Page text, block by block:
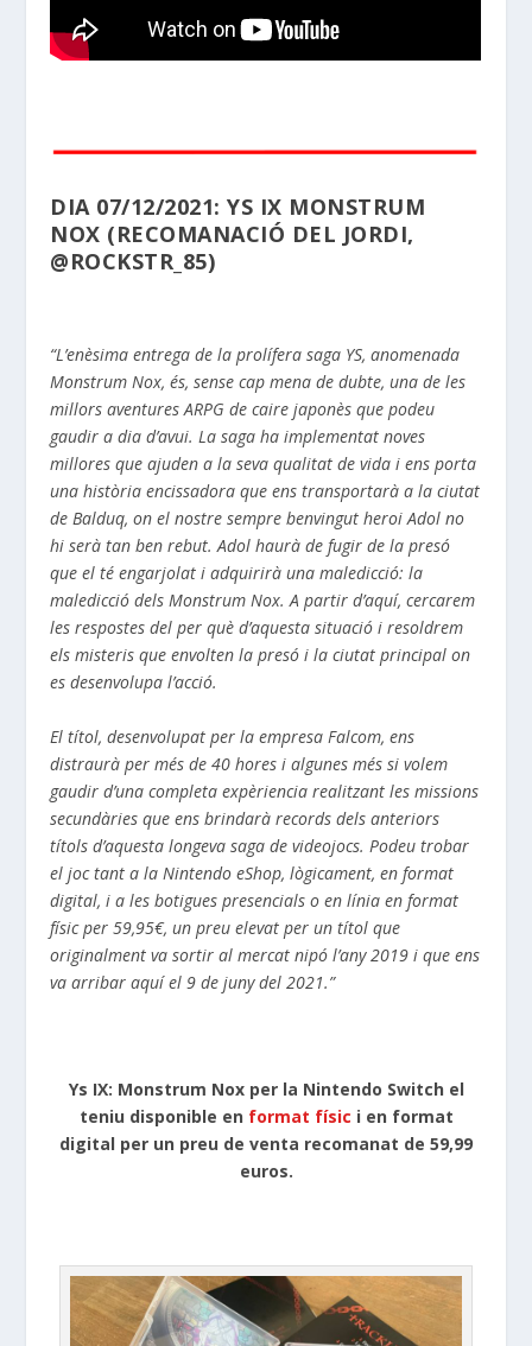
DIA 07/12/2021: YS IX MONSTRUM
NOX (RECOMANACIÓ DEL JORDI,
@ROCKSTR_85)
“L’enèsima entrega de la prolífera saga YS, anomenada
Monstrum Nox, és, sense cap mena de dubte, una de les
millors aventures ARPG de caire japonès que podeu
gaudir a dia d’avui. La saga ha implementat noves
millores que ajuden a la seva qualitat de vida i ens porta
una història encissadora que ens transportarà a la ciutat
de Balduq, on el nostre sempre benvingut heroi Adol no
hi serà tan ben rebut. Adol haurà de fugir de la presó
que el té engarjolat i adquirirà una maledicció: la
maledicció dels Monstrum Nox. A partir d’aquí, cercarem
les respostes del per què d’aquesta situació i resoldrem
els misteris que envolten la presó i la ciutat principal on
es desenvolupa l’acció.
El títol, desenvolupat per la empresa Falcom, ens
distraurà per més de 40 hores i algunes més si volem
gaudir d’una completa expèriencia realitzant les missions
secundàries que ens brindarà records dels anteriors
títols d’aquesta longeva saga de videojocs. Podeu trobar
el joc tant a la Nintendo eShop, lògicament, en format
digital, i a les botigues presencials o en línia en format
físic per 59,95€, un preu elevat per un títol que
originalment va sortir al mercat nipó l’any 2019 i que ens
va arribar aquí el 9 de juny del 2021.”
Ys IX: Monstrum Nox per la Nintendo Switch el
teniu disponible en format físic i en format
digital per un preu de venta recomanat de 59,99
euros.